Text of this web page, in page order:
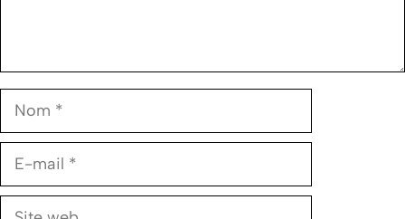
Nom
E-
Site